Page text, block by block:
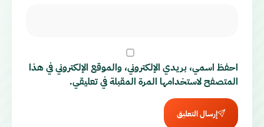
احفظ اسمي، بريدي الإلكتروني، والموقع الإلكتروني في هذا
المتصفح لاستخدامها المرة المقبلة في تعليقي.
إرسال التعليق